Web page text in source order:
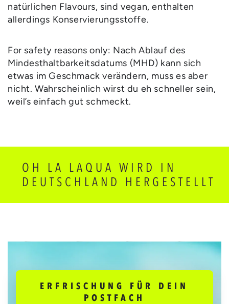
natürlichen Flavours, sind vegan, enthalten
allerdings Konservierungsstoffe.
For safety reasons only: Nach Ablauf des
Mindesthaltbarkeitsdatums (MHD) kann sich
etwas im Geschmack verändern, muss es aber
nicht. Wahrscheinlich wirst du eh schneller sein,
weil’s einfach gut schmeckt.
OH LA LAQUA WIRD IN
DEUTSCHLAND HERGESTELLT
ERFRISCHUNG FÜR DEIN
POSTFACH